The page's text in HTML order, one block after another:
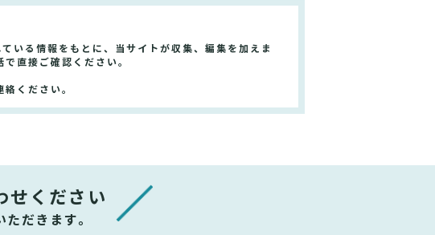
いる情報をもとに、当サイトが収集、編集を加えま
直接ご確認ください。
絡ください。
せください
だきます。